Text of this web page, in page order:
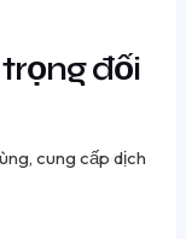
đối
cung cấp dịch